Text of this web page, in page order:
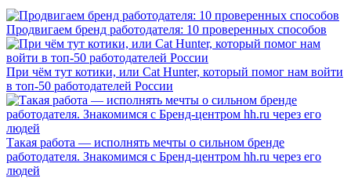
Продвигаем бренд работодателя: 10 проверенных способов
При чём тут котики, или Cat Hunter, который помог нам войти
в топ-50 работодателей России
Такая работа — исполнять мечты о сильном бренде
работодателя. Знакомимся с Бренд-центром hh.ru через его
людей